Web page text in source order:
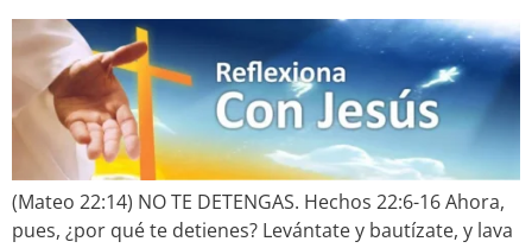
(Mateo 22:14) NO TE DETENGAS. Hechos 22:6-16 Ahora,
pues, ¿por qué te detienes? Levántate y bautízate, y lava